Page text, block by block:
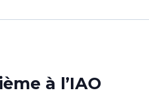
à l’IAO